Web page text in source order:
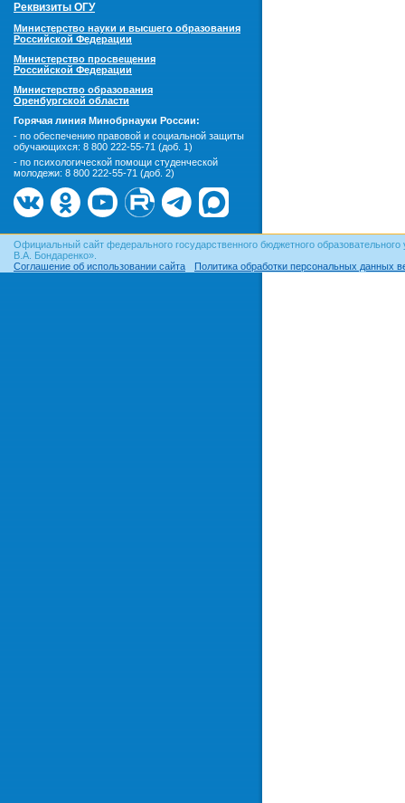
Реквизиты ОГУ
Министерство науки и высшего образования
Российской Федерации
Министерство просвещения
Российской Федерации
Министерство образования
Оренбургской области
Горячая линия Минобрнауки России:
- по обеспечению правовой и социальной защиты
обучающихся: 8 800 222-55-71 (доб. 1)
- по психологической помощи студенческой
молодежи: 8 800 222-55-71 (доб. 2)
Официальный сайт федерального государственного бюджетного
В.А. Бондаренко».
Соглашение об использовании сайта
Политика обработки персональных данных